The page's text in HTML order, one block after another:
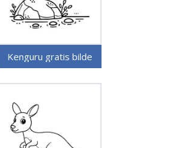
Kenguru gratis bilde